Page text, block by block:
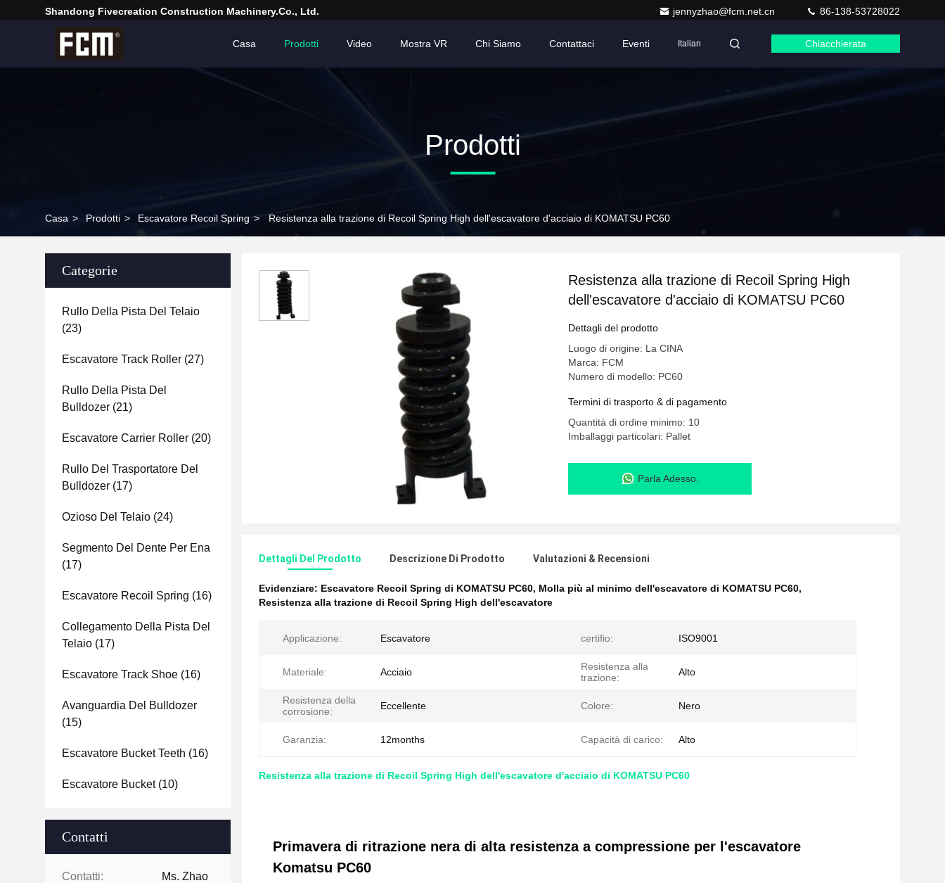
Shandong Fivecreation Construction Machinery.Co., Ltd. jennyzhao@fcm.net.cn 86-138-53728022
Casa Prodotti Video Mostra VR Chi Siamo Contattaci Eventi Italian Chiacchierata
Prodotti
Casa > Prodotti > Escavatore Recoil Spring > Resistenza alla trazione di Recoil Spring High dell'escavatore d'acciaio di KOMATSU PC60
Categorie
Rullo Della Pista Del Telaio
(23)
Escavatore Track Roller (27)
Rullo Della Pista Del
Bulldozer (21)
Escavatore Carrier Roller (20)
Rullo Del Trasportatore Del
Bulldozer (17)
Ozioso Del Telaio (24)
Segmento Del Dente Per Ena
(17)
Escavatore Recoil Spring (16)
Collegamento Della Pista Del
Telaio (17)
Escavatore Track Shoe (16)
Avanguardia Del Bulldozer
(15)
Escavatore Bucket Teeth (16)
Escavatore Bucket(10)
Contatti
Contatti: Ms. Zhao
Resistenza alla trazione di Recoil Spring High
dell'escavatore d'acciaio di KOMATSU PC60
Dettagli del prodotto
Luogo di origine: La CINA
Marca: FCM
Numero di modello: PC60
Termini di trasporto & di pagamento
Quantità di ordine minimo: 10
Imballaggi particolari: Pallet
Parla Adesso.
Dettagli Del Prodotto Descrizione Di Prodotto Valutazioni & Recensioni
Evidenziare: Escavatore Recoil Spring di KOMATSU PC60, Molla più al minimo dell'escavatore di KOMATSU PC60,
Resistenza alla trazione di Recoil Spring High dell'escavatore
Applicazione: Escavatore certifio: ISO9001
Materiale: Acciaio
Resistenza alla
trazione:
Alto
Resistenza della
corrosione:
Eccellente Colore: Nero
Garanzia: 12months Capacità di carico: Alto
Resistenza alla trazione di Recoil Spring High dell'escavatore d'acciaio di KOMATSU PC60
Primavera di ritrazione nera di alta resistenza a compressione per l'escavatore
Komatsu PC60